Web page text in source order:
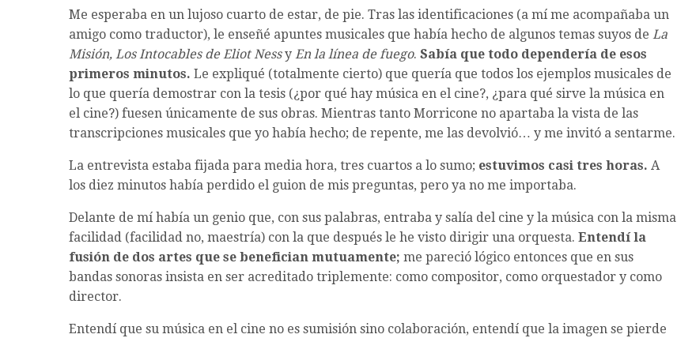
Me esperaba en un lujoso cuarto de estar, de pie. Tras las identificaciones (a mí me acompañaba un
amigo como traductor), le enseñé apuntes musicales que había hecho de algunos temas suyos de La
Misión, Los Intocables de Eliot Nessy En la línea de fuego. Sabía que todo dependería de esos
primeros minutos. Le expliqué (totalmente cierto) que quería que todos los ejemplos musicales de
lo que quería demostrar con la tesis (¿por qué hay música en el cine?, ¿para qué sirve la música en
el cine?) fuesen únicamente de sus obras. Mientras tanto Morricone no apartaba la vista de las
transcripciones musicales que yo había hecho; de repente, me las devolvió… y me invitó a sentarme.
La entrevista estaba fijada para media hora, tres cuartos a lo sumo; estuvimos casi tres horas. A
los diez minutos había perdido el guion de mis preguntas, pero ya no me importaba.
Delante de mí había un genio que, con sus palabras, entraba y salía del cine y la música con la misma
facilidad (facilidad no, maestría) con la que después le he visto dirigir una orquesta. Entendí la
fusión de dos artes que se benefician mutuamente; me pareció lógico entonces que en sus
bandas sonoras insista en ser acreditado triplemente: como compositor, como orquestador y como
director.
Entendí que su música en el cine no es sumisión sino colaboración, entendí que la imagen se pierde